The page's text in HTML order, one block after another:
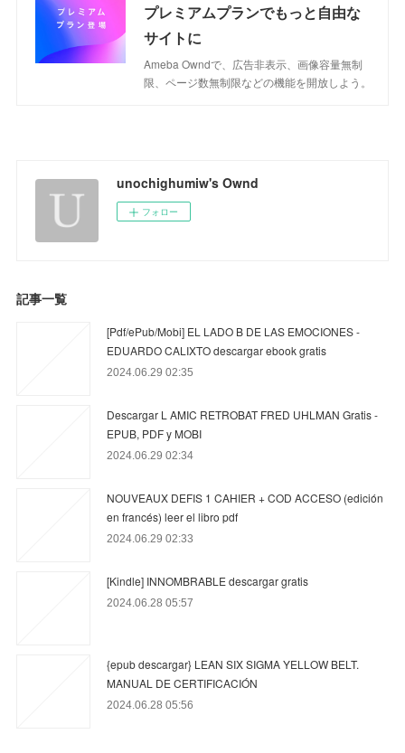
プレミアムプランでもっと自由な
サイトに
Ameba Owndで、広告非表示、画像容量無制
限、ページ数無制限などの機能を開放しよう。
unochighumiw's Ownd
フォロー
記事一覧
[Pdf/ePub/Mobi] EL LADO B DE LAS EMOCIONES -
EDUARDO CALIXTO descargar ebook gratis
2024.06.29 02:35
Descargar L AMIC RETROBAT FRED UHLMAN Gratis -
EPUB, PDF y MOBI
2024.06.29 02:34
NOUVEAUX DEFIS 1 CAHIER + COD ACCESO (edición
en francés) leer el libro pdf
2024.06.29 02:33
[Kindle] INNOMBRABLE descargar gratis
2024.06.28 05:57
{epub descargar} LEAN SIX SIGMA YELLOW BELT.
MANUAL DE CERTIFICACIÓN
2024.06.28 05:56